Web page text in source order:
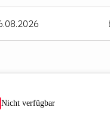
Nicht verfügbar